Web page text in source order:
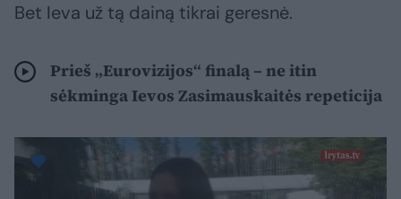
Bet Ieva už tą dainą tikrai geresnė.
Prieš „Eurovizijos“ finalą – ne itin
sėkminga Ievos Zasimauskaitės repeticija